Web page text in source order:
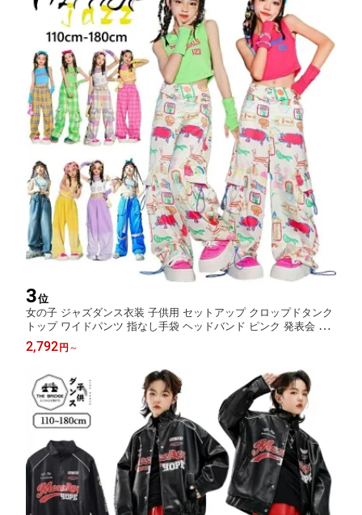
3位
女の子 ジャズダンス衣装 子供用 セットアップ クロップドタンク
トップ ワイドパンツ 指なし手袋 ヘッドバンド ピンク 発表会 イ
ベント コンテスト ステージ レッスン 団体衣装 舞台衣装 おしゃ
れ 動きやすい かっこいい ステージ映え
2,792 円 ～